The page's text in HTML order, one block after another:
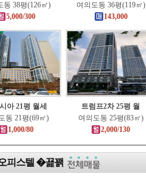
동 38평(126㎡)
5,000/300
여의도동 36평(119㎡)
143,000
아 21평 월세
동 21평(69㎡)
1,000/80
트럼프2차 25평 월
여의도동 25평(83㎡)
2,000/130
피스텔 �꾩꽭